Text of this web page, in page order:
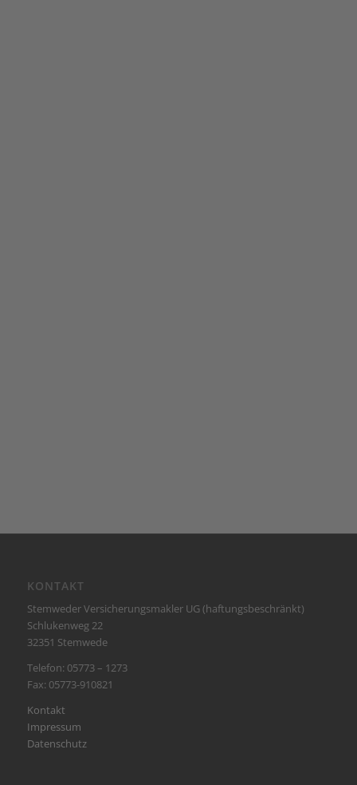
KONTAKT
Stemweder Versicherungsmakler UG (haftungsbeschränkt)
Schlukenweg 22
32351 Stemwede
Telefon: 05773 – 1273
Fax: 05773-910821
Kontakt
Impressum
Datenschutz